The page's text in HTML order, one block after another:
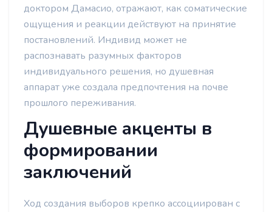
доктором Дамасио, отражают, как соматические
ощущения и реакции действуют на принятие
постановлений. Индивид может не
распознавать разумных факторов
индивидуального решения, но душевная
аппарат уже создала предпочтения на почве
прошлого переживания.
Душевные акценты в
формировании
заключений
Ход создания выборов крепко ассоциирован с